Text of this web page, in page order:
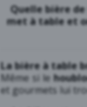
Quelle bière
met à table et
La bière à table
Même si le
et gourmets lui